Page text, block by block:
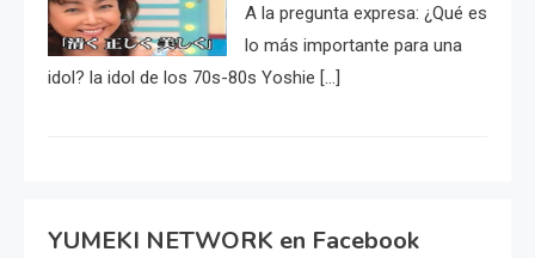
A la pregunta expresa: ¿Qué es
lo más importante para una
idol? la idol de los 70s-80s Yoshie […]
YUMEKI NETWORK en Facebook